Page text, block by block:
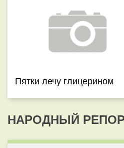
Пятки лечу глицерином
НАРОДНЫЙ